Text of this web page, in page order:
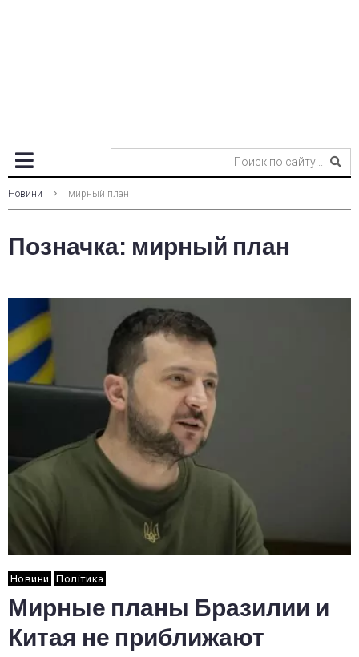
Новини мирный план
Позначка: мирный план
Новини Політика
Мирные планы Бразилии и
Китая не приближают